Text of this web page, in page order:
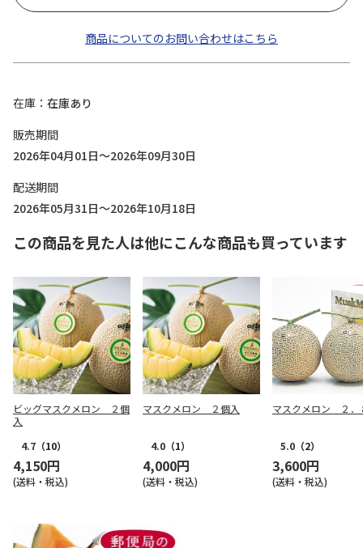
商品についてのお問い合わせはこちら
在庫
在庫あり
販売期間
2026年04月01日～2026年09月30日
配送期間
2026年05月31日～2026年10月18日
この商品を見た人は他にこんな商品も買っています
ビッグマスクメロン ２個
入
4.7 （10）
4,150円
(送料・税込)
マスクメロン ２個入
4.0 （1）
4,000円
(送料・税込)
マスクメロン ２．
5.0 （2）
3,600円
(送料・税込)